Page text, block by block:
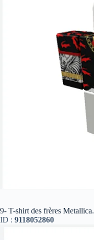
9- T-shirt des frères Metallica.
ID : 9118052860